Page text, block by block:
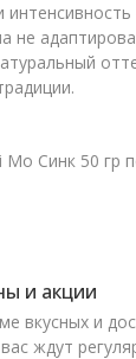
Синк 50 гр
и акции
вкусных и
ждут